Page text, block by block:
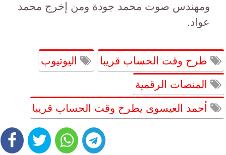
ومهندس صوت محمد جودة ومن إخرج محمد
عواد.
طرح وقت الحساب قريبا اليوتيوب
المنصات الرقمية
أحمد العيسوى يطرح وقت الحساب قريبا